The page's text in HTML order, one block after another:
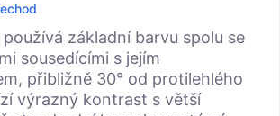
základní barvu spolu se
sousedícími s jejím
přibližně 30° od protilehlého
výrazný kontrast s větší